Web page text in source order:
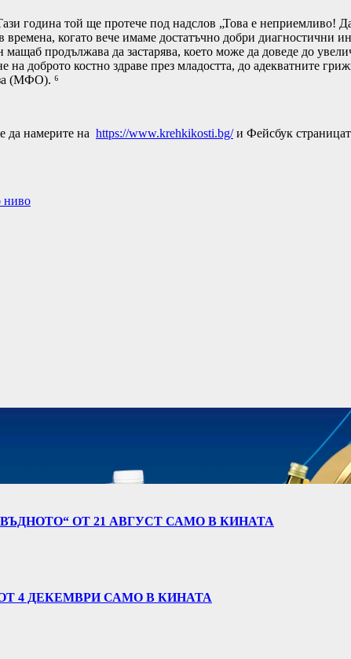
година той ще протече под надслов „Това е неприемливо!
когато вече имаме достатъчно добри диагностични
продължава да застарява, което може да доведе до
доброто костно здраве през младостта, до адекватните
(МФО). ⁶
да намерите на https://www.krehkikosti.bg/и Фейсбук
ниво
ОТ 21 АВГУСТ САМО В КИНАТА
4 ДЕКЕМВРИ САМО В КИНАТА